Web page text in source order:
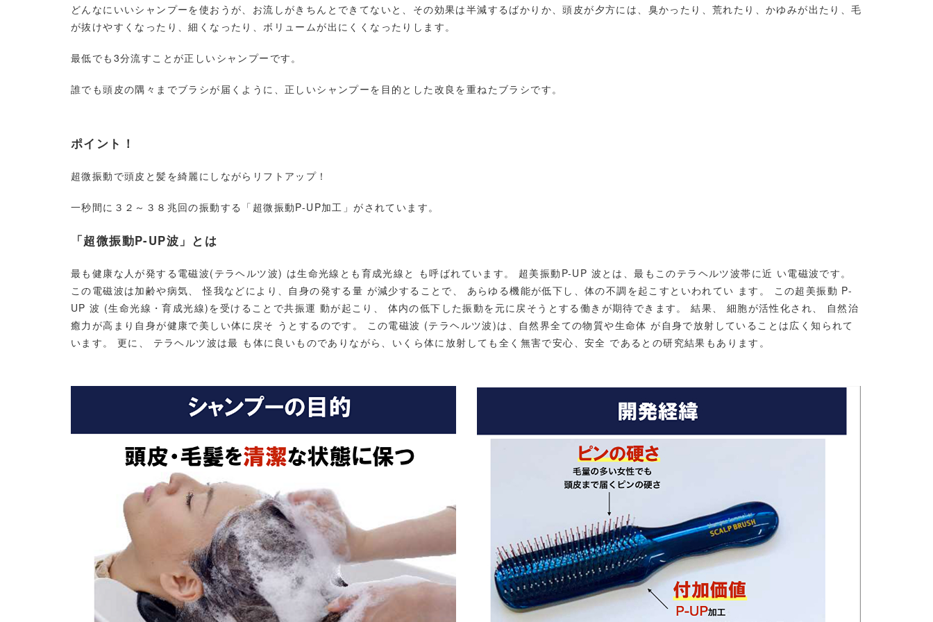
どんなにいいシャンプーを使おうが、お流しがきちんとできてないと、その効果は半減するばかりか、頭皮が夕方には、臭かったり、荒れたり、かゆみが出たり、毛
が抜けやすくなったり、細くなったり、ボリュームが出にくくなったりします。
最低でも3分流すことが正しいシャンプーです。
誰でも頭皮の隅々までブラシが届くように、正しいシャンプーを目的とした改良を重ねたブラシです。
ポイント！
超微振動で頭皮と髪を綺麗にしながらリフトアップ！
一秒間に３２～３８兆回の振動する「超微振動P-UP加工」がされています。
「超微振動P-UP波」とは
最も健康な人が発する電磁波(テラヘルツ波) は生命光線とも育成光線と も呼ばれています。 超美振動P-UP 波とは、最もこのテラヘルツ波帯に近 い電磁波です。
この電磁波は加齢や病気、 怪我などにより、自身の発する量 が減少することで、 あらゆる機能が低下し、体の不調を起こすといわれてい ます。 この超美振動 P-
UP 波 (生命光線・育成光線)を受けることで共振運 動が起こり、 体内の低下した振動を元に戻そうとする働きが期待できます。 結果、 細胞が活性化され、 自然治
癒力が高まり自身が健康で美しい体に戻そ うとするのです。 この電磁波 (テラヘルツ波)は、自然界全ての物質や生命体 が自身で放射していることは広く知られて
います。 更に、 テラヘルツ波は最 も体に良いものでありながら、いくら体に放射しても全く無害で安心、安全 であるとの研究結果もあります。